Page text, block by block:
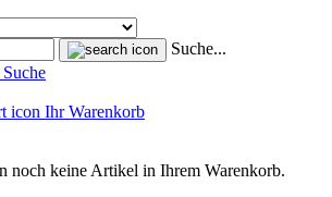
Suche...
Ihr Warenkorb
noch keine Artikel in Ihrem Warenkorb.